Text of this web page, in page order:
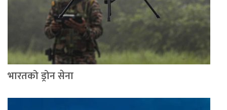
भारतको ड्रोन सेना